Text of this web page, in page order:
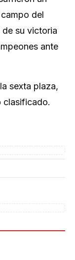
del
su victoria
ante
sexta plaza,
clasificado.